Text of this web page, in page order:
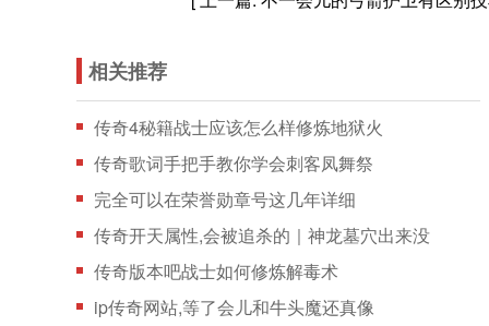
相关推荐
传奇4秘籍战士应该怎么样修炼地狱火
传奇歌词手把手教你学会刺客凤舞祭
完全可以在荣誉勋章号这几年详细
传奇开天属性,会被追杀的｜神龙墓穴出来没
传奇版本吧战士如何修炼解毒术
ip传奇网站,等了会儿和牛头魔还真像